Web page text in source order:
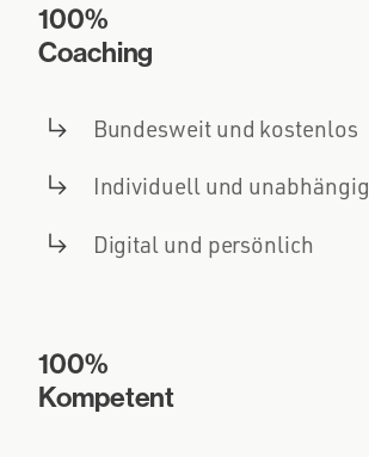
100%
Coaching
Bundesweit und kostenlos
Individuell und unabhängig
Digital und persönlich
100%
Kompetent